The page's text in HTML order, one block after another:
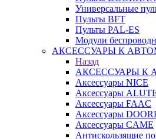
Универсальные
Пульты BFT
Пульты PAL-ES
Модули
АКСЕССУАРЫ К
Назад
АКСЕССУАРЫ К
Аксессуары NICE
Аксессуары
Аксессуары FAAC
Аксессуары
Аксессуары CAME
Антискользящие